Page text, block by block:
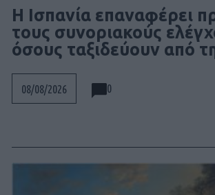
Η Ισπανία επαναφέρει
τους συνοριακούς
όσους ταξιδεύουν από
08/08/2026 0